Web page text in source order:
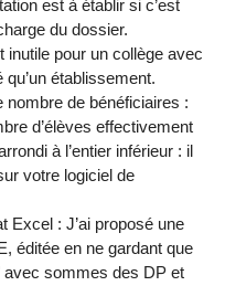
est à établir si c’est
du dossier.
inutile pour un collège avec
établissement.
nombre de bénéficiaires :
d’élèves effectivement
à l’entier inférieur : il
votre logiciel de
Excel : J’ai proposé une
éditée en ne gardant que
sommes des DP et